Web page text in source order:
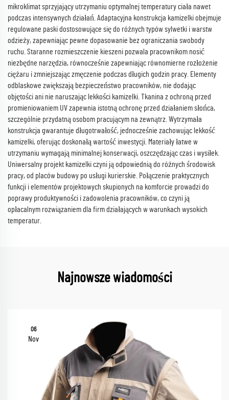
mikroklimat sprzyjający utrzymaniu optymalnej temperatury ciała nawet
podczas intensywnych działań. Adaptacyjna konstrukcja kamizelki obejmuje
regulowane paski dostosowujące się do różnych typów sylwetki i warstw
odzieży, zapewniając pewne dopasowanie bez ograniczania swobody
ruchu. Staranne rozmieszczenie kieszeni pozwala pracownikom nosić
niezbędne narzędzia, równocześnie zapewniając równomierne rozłożenie
ciężaru i zmniejszając zmęczenie podczas długich godzin pracy. Elementy
odblaskowe zwiększają bezpieczeństwo pracowników, nie dodając
objętości ani nie naruszając lekkości kamizelki. Tkanina z ochroną przed
promieniowaniem UV zapewnia istotną ochronę przed działaniem słońca,
szczególnie przydatną osobom pracującym na zewnątrz. Wytrzymała
konstrukcja gwarantuje długotrwałość, jednocześnie zachowując lekkość
kamizelki, oferując doskonałą wartość inwestycji. Materiały łatwe w
utrzymaniu wymagają minimalnej konserwacji, oszczędzając czas i wysiłek.
Uniwersalny projekt kamizelki czyni ją odpowiednią do różnych środowisk
pracy, od placów budowy po usługi kurierskie. Połączenie praktycznych
funkcji i elementów projektowych skupionych na komforcie prowadzi do
poprawy produktywności i zadowolenia pracowników, co czyni ją
opłacalnym rozwiązaniem dla firm działających w warunkach wysokich
temperatur.
Najnowsze wiadomości
06
Nov